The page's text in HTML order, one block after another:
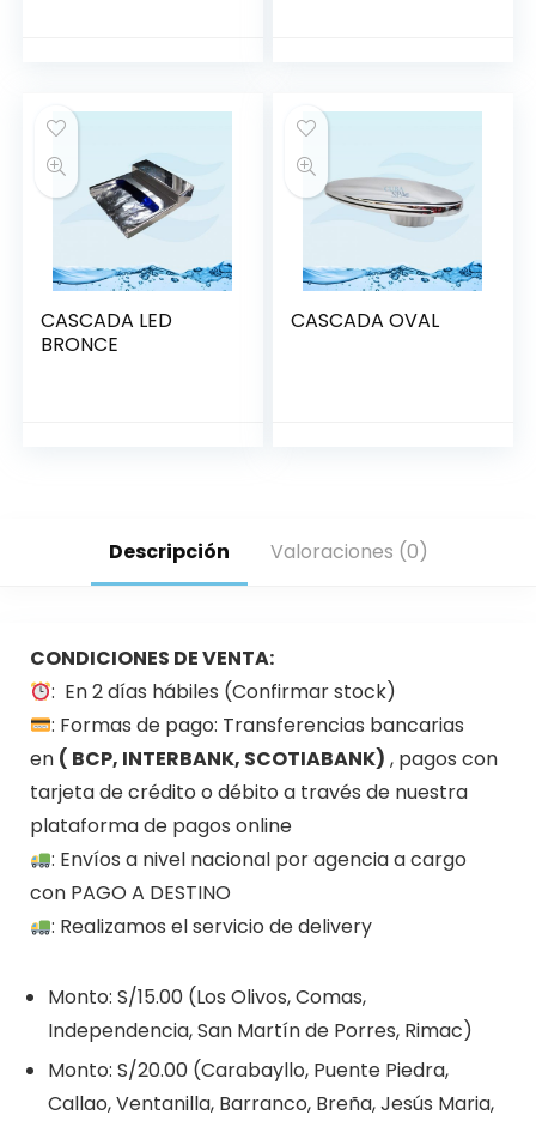
CASCADA LED
BRONCE
CASCADA OVAL
Descripción Valoraciones (0)
CONDICIONES DE VENTA:
: En 2 días hábiles (Confirmar stock)
: Formas de pago: Transferencias bancarias
en ( BCP, INTERBANK, SCOTIABANK) , pagos con
tarjeta de crédito o débito a través de nuestra
plataforma de pagos online
: Envíos a nivel nacional por agencia a cargo
con PAGO A DESTINO
: Realizamos el servicio de delivery
Monto: S/15.00 (Los Olivos, Comas,
Independencia, San Martín de Porres, Rimac)
Monto: S/20.00 (Carabayllo, Puente Piedra,
Callao, Ventanilla, Barranco, Breña, Jesús Maria,